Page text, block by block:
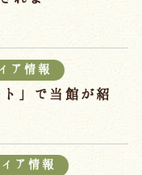
ア情報
ト」で当館が紹
ア情報